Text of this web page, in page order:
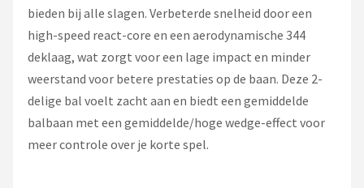
FastFold
Alle merken →
bieden bij alle slagen. Verbeterde snelheid door een
high-speed react-core en een aerodynamische 344
deklaag, wat zorgt voor een lage impact en minder
weerstand voor betere prestaties op de baan. Deze 2-
delige bal voelt zacht aan en biedt een gemiddelde
balbaan met een gemiddelde/hoge wedge-effect voor
meer controle over je korte spel.